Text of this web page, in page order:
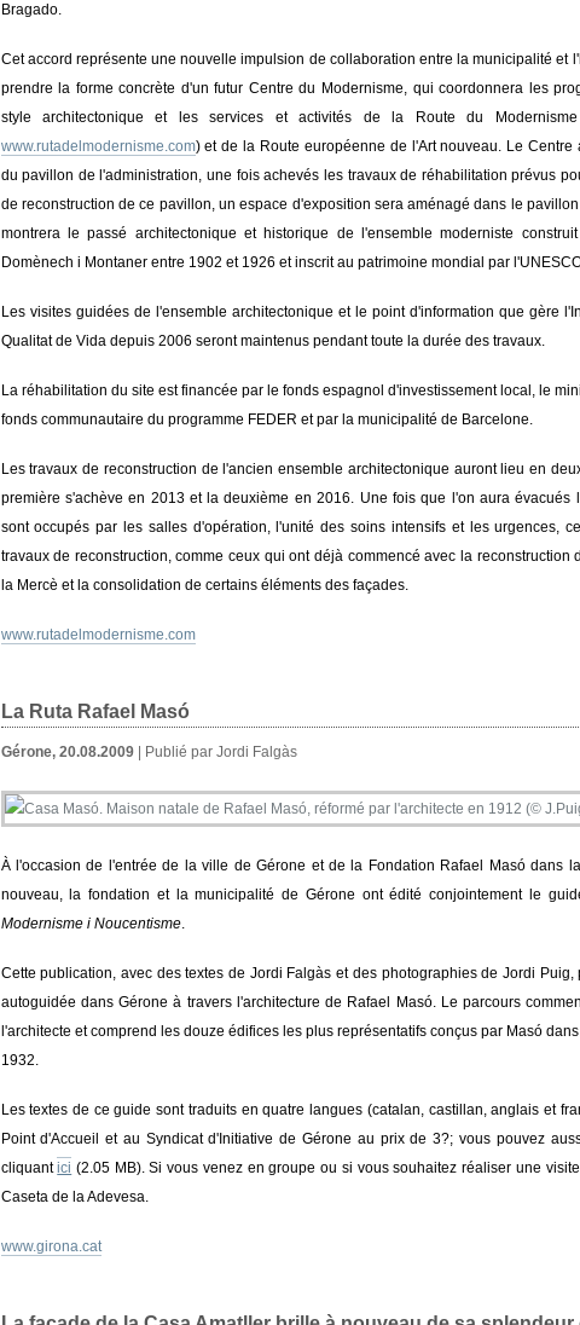
Bragado.
Cet accord représente une nouvelle impulsion de collaboration entre la municipalité et
prendre la forme concrète d'un futur Centre du Modernisme, qui coordonnera les
style architectonique et les services et activités de la Route du
www.rutadelmodernisme.com) et de la Route européenne de l'Art nouveau. Le
du pavillon de l'administration, une fois achevés les travaux de réhabilitation prévus
de reconstruction de ce pavillon, un espace d'exposition sera aménagé dans le
montrera le passé architectonique et historique de l'ensemble moderniste
Domènech i Montaner entre 1902 et 1926 et inscrit au patrimoine mondial par
Les visites guidées de l'ensemble architectonique et le point d'information que gère
Qualitat de Vida depuis 2006 seront maintenus pendant toute la durée des travaux.
La réhabilitation du site est financée par le fonds espagnol d'investissement local, le
fonds communautaire du programme FEDER et par la municipalité de Barcelone.
Les travaux de reconstruction de l'ancien ensemble architectonique auront lieu en
première s'achève en 2013 et la deuxième en 2016. Une fois que l'on aura évacués
sont occupés par les salles d'opération, l'unité des soins intensifs et les urgences,
travaux de reconstruction, comme ceux qui ont déjà commencé avec la
la Mercè et la consolidation de certains éléments des façades.
www.rutadelmodernisme.com
La Ruta Rafael Masó
Gérone, 20.08.2009| Publié par Jordi Falgàs
À l'occasion de l'entrée de la ville de Gérone et de la Fondation Rafael Masó dans
nouveau, la fondation et la municipalité de Gérone ont édité conjointement le
Modernisme i Noucentisme.
Cette publication, avec des textes de Jordi Falgàs et des photographies de Jordi Puig,
autoguidée dans Gérone à travers l'architecture de Rafael Masó. Le parcours
l'architecte et comprend les douze édifices les plus représentatifs conçus par Masó
1932.
Les textes de ce guide sont traduits en quatre langues (catalan, castillan, anglais et
Point d'Accueil et au Syndicat d'Initiative de Gérone au prix de 3?; vous pouvez
cliquantici (2.05 MB). Si vous venez en groupe ou si vous souhaitez réaliser une
Caseta de la Adevesa.
www.girona.cat